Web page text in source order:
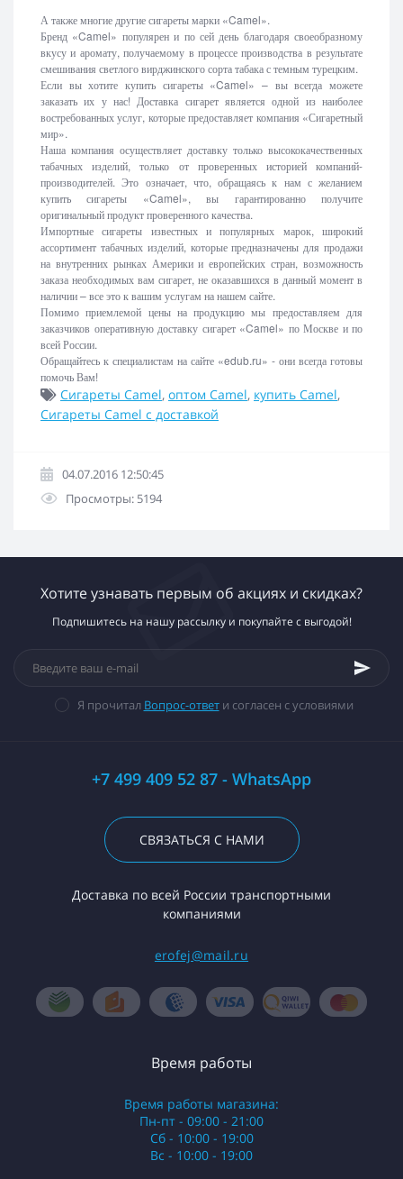
А также многие другие сигареты марки «Camel».
Бренд «Camel» популярен и по сей день благодаря своеобразному
вкусу и аромату, получаемому в процессе производства в результате
смешивания светлого вирджинского сорта табака с темным турецким.
Если вы хотите купить сигареты «Camel» – вы всегда можете
заказать их у нас! Доставка сигарет является одной из наиболее
востребованных услуг, которые предоставляет компания «Сигаретный
мир».
Наша компания осуществляет доставку только высококачественных
табачных изделий, только от проверенных историей компаний-
производителей. Это означает, что, обращаясь к нам с желанием
купить сигареты «Camel», вы гарантированно получите
оригинальный продукт проверенного качества.
Импортные сигареты известных и популярных марок, широкий
ассортимент табачных изделий, которые предназначены для продажи
на внутренних рынках Америки и европейских стран, возможность
заказа необходимых вам сигарет, не оказавшихся в данный момент в
наличии – все это к вашим услугам на нашем сайте.
Помимо приемлемой цены на продукцию мы предоставляем для
заказчиков оперативную доставку сигарет «Camel» по Москве и по
всей России.
Обращайтесь к специалистам на сайте «edub.ru» - они всегда готовы
помочь Вам!
Сигареты Camel, оптом Camel, купить Camel,
Сигареты Camel с доставкой
04.07.2016 12:50:45
Просмотры: 5194
Хотите узнавать первым об акциях и скидках?
Подпишитесь на нашу рассылку и покупайте с выгодой!
Я прочитал Вопрос-ответи согласен с условиями
+7 499 409 52 87 - WhatsApp
СВЯЗАТЬСЯ С НАМИ
Доставка по всей России транспортными
компаниями
erofej@mail.ru
Время работы
Время работы магазина:
Пн-пт - 09:00 - 21:00
Сб - 10:00 - 19:00
Вс - 10:00 - 19:00